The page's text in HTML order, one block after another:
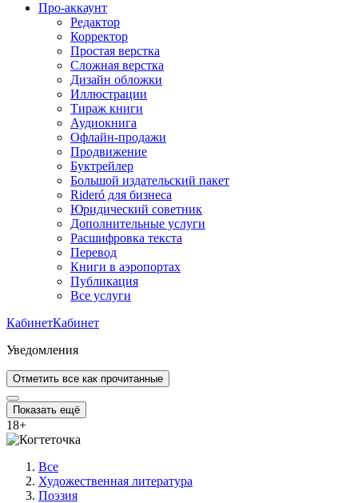
Про-аккаунт
Редактор
Корректор
Простая верстка
Сложная верстка
Дизайн обложки
Иллюстрации
Тираж книги
Аудиокнига
Офлайн-продажи
Продвижение
Буктрейлер
Большой издательский пакет
Rideró для бизнеса
Юридический советник
Дополнительные услуги
Расшифровка текста
Перевод
Книги в аэропортах
Публикация
Все услуги
КабинетКабинет
Уведомления
Отметить все как прочитанные
Показать ещё
18+
Все
Художественная литература
Поэзия